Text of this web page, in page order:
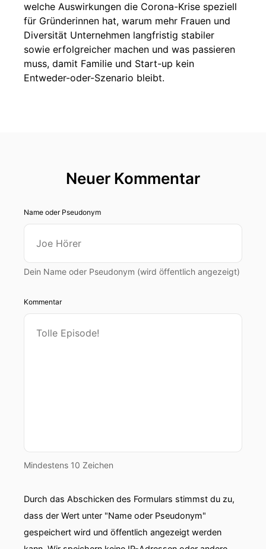
welche Auswirkungen die Corona-Krise speziell
für Gründerinnen hat, warum mehr Frauen und
Diversität Unternehmen langfristig stabiler
sowie erfolgreicher machen und was passieren
muss, damit Familie und Start-up kein
Entweder-oder-Szenario bleibt.
Neuer Kommentar
Name oder Pseudonym
Dein Name oder Pseudonym (wird öffentlich angezeigt)
Kommentar
Mindestens 10 Zeichen
Durch das Abschicken des Formulars stimmst du zu,
dass der Wert unter "Name oder Pseudonym"
gespeichert wird und öffentlich angezeigt werden